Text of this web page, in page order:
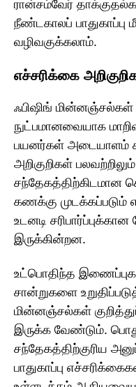
ரான்சம்வேர்
நீண்டகாலப் பாதுகாப்பு
வழிவகுக்கலாம்.
எச்சரிக்கை
ஃபிஷிங் மின்னஞ்சல்கள்
நுட்பமானவையாக
பயனர்கள் அடையாளம்
அறிகுறிகள்
சந்தேகத்திற்கிடமான
கணக்கு முடக்கப்படும்
உடனடி
இருக்கின்றன.
உட்பொதிந்த
சான்றுகளை
மின்னஞ்சல்கள்
இருக்க வேண்டும்.
சந்தேகத்திற்குரிய
பாதுகாப்பு